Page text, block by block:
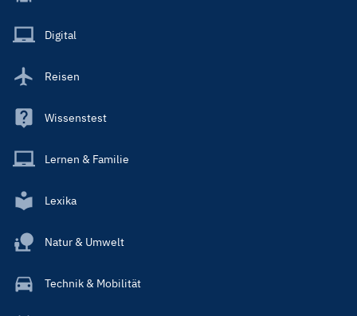
Main
Digital
Reisen
Wissenstest
Lernen & Familie
Lexika
Natur & Umwelt
Technik & Mobilität